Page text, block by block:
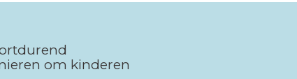
om kinderen